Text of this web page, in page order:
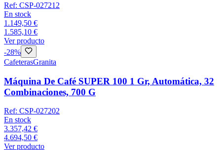
Ref: CSP-027212
En stock
1.149,50 €
1.585,10 €
Ver producto
-28%
CafeterasGranita
Máquina De Café SUPER 100 1 Gr, Automática, 32
Combinaciones, 700 G
Ref: CSP-027202
En stock
3.357,42 €
4.694,50 €
Ver producto